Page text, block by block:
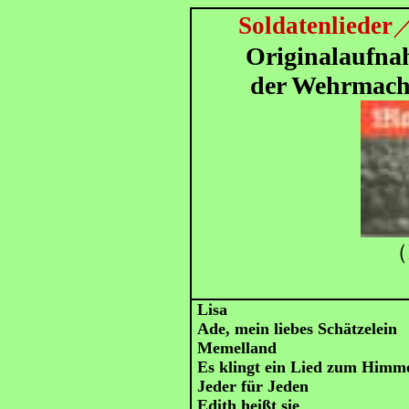
Soldatenlieder
der
Lisa
Ade, mein liebes Schätzelein
Memelland
Es klingt ein Lied zum
Jeder für Jeden
Edith heißt sie